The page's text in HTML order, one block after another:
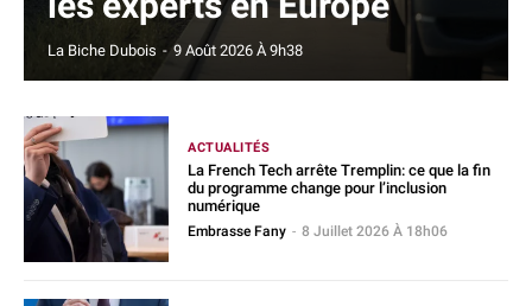
La Biche Dubois - 9 Août 2026 À 9h38
ACTUALITÉS
La French Tech arrête Tremplin: ce que la fin
du programme change pour l’inclusion
numérique
Embrasse Fany - 8 Juillet 2026 À 18h06